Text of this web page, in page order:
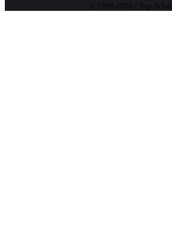
© 1999-2026 / Top